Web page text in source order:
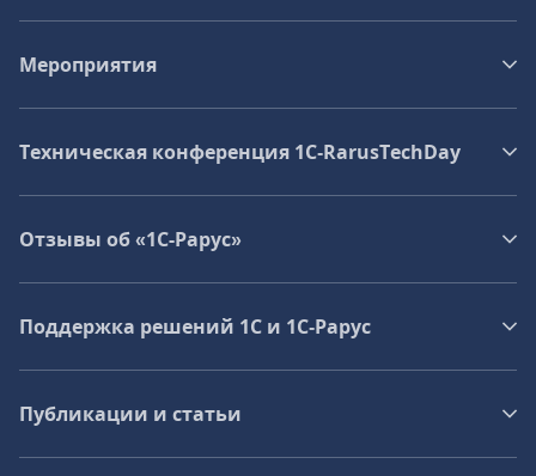
Мероприятия
Техническая конференция 1C‑RarusTechDay
Отзывы об «1С-Рарус»
Поддержка решений 1С и 1С‑Рарус
Публикации и статьи